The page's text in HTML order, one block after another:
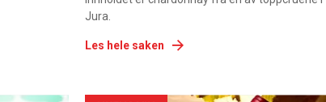
Jura.
Les hele saken